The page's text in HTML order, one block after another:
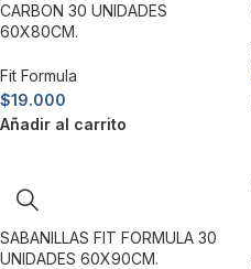
CARBON 30 UNIDADES
60X80CM.
Fit Formula
$19.000
Añadir al carrito
SABANILLAS FIT FORMULA 30
UNIDADES 60X90CM.